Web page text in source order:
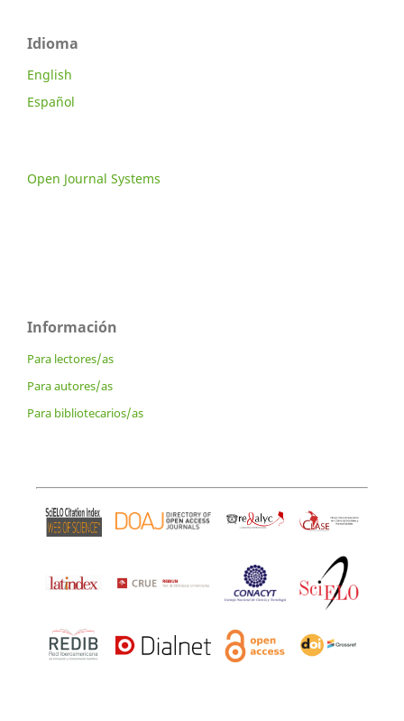
Idioma
English
Español
Open Journal Systems
Información
Para lectores/as
Para autores/as
Para bibliotecarios/as